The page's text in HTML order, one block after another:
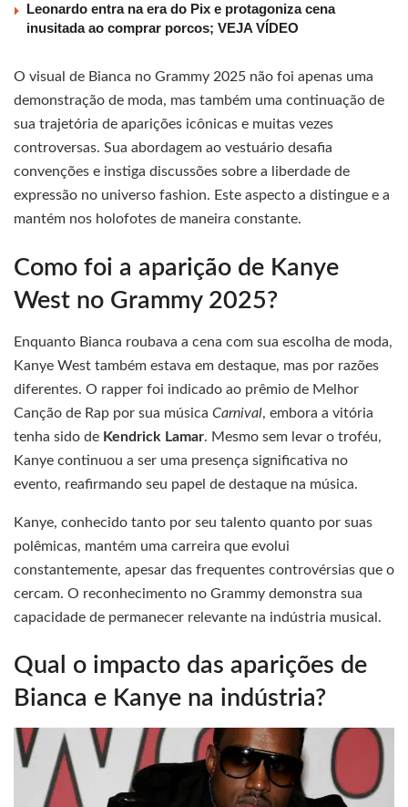
Leonardo entra na era do Pix e protagoniza cena
inusitada ao comprar porcos; VEJA VÍDEO
O visual de Bianca no Grammy 2025 não foi apenas uma
demonstração de moda, mas também uma continuação de
sua trajetória de aparições icônicas e muitas vezes
controversas. Sua abordagem ao vestuário desafia
convenções e instiga discussões sobre a liberdade de
expressão no universo fashion. Este aspecto a distingue e a
mantém nos holofotes de maneira constante.
Como foi a aparição de Kanye
West no Grammy 2025?
Enquanto Bianca roubava a cena com sua escolha de moda,
Kanye West também estava em destaque, mas por razões
diferentes. O rapper foi indicado ao prêmio de Melhor
Canção de Rap por sua música Carnival, embora a vitória
tenha sido de Kendrick Lamar. Mesmo sem levar o troféu,
Kanye continuou a ser uma presença significativa no
evento, reafirmando seu papel de destaque na música.
Kanye, conhecido tanto por seu talento quanto por suas
polêmicas, mantém uma carreira que evolui
constantemente, apesar das frequentes controvérsias que o
cercam. O reconhecimento no Grammy demonstra sua
capacidade de permanecer relevante na indústria musical.
Qual o impacto das aparições de
Bianca e Kanye na indústria?